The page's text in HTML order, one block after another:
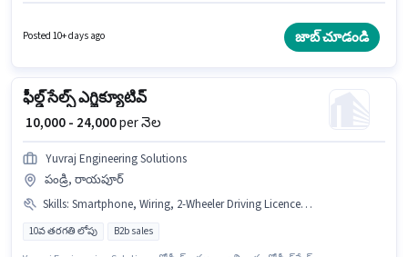
ఉంటుంది. ఈ ఉద్యోగానికి Fixed జీతం ఇవ్వబడుతుంది. ఈ ఉద్యోగానికి అభ్యర్థులు
తప్పనిసరిగా 12వ తరగతి పాస్ డిగ్రీ/సర్టిఫికెట్ కలిగి ఉండాలి. ఈ ఖాళీ పండ్రి,
Posted 10+ days ago జాబ్ చూడండి
ఫీల్డ్ సేల్స్ ఎగ్జిక్యూటివ్
₹ 10,000 - 24,000per నెల
Yuvraj Engineering Solutions
పండ్రి, రాయపూర్
Skills: Smartphone, Wiring, 2-Wheeler Driving Licence, Bank Account, Bike, PAN Card, Lead Generation, Area Knowledge, Aadhar Card, Product Demo
10వ తరగతి లోపు B2b sales